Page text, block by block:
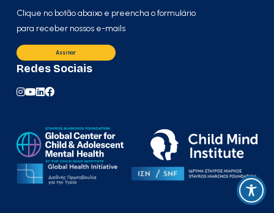
Clique no botão abaixo e preencha o formulário
para receber nossos e-mails
Assinar
Redes Sociais